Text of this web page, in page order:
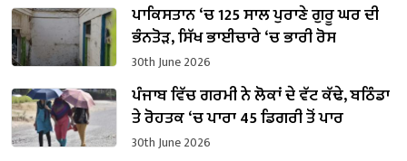
ਪਾਕਿਸਤਾਨ ‘ਚ 125 ਸਾਲ ਪੁਰਾਣੇ ਗੁਰੂ ਘਰ ਦੀ
ਭੰਨਤੋੜ, ਸਿੱਖ ਭਾਈਚਾਰੇ ‘ਚ ਭਾਰੀ ਰੋਸ
30th June 2026
ਪੰਜਾਬ ਵਿੱਚ ਗਰਮੀ ਨੇ ਲੋਕਾਂ ਦੇ ਵੱਟ ਕੱਢੇ, ਬਠਿੰਡਾ
ਤੇ ਰੋਹਤਕ ‘ਚ ਪਾਰਾ 45 ਡਿਗਰੀ ਤੋਂ ਪਾਰ
30th June 2026